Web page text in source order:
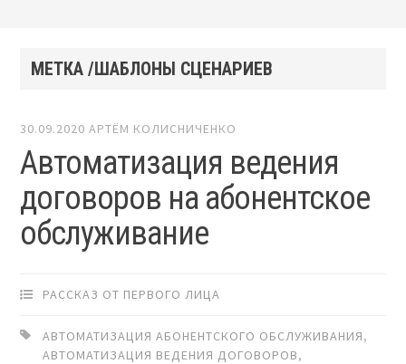
МЕТКА /ШАБЛОНЫ СЦЕНАРИЕВ
30.09.2020 АРТЁМ КОЛИСНИЧЕНКО
Автоматизация ведения
договоров на абонентское
обслуживание
РАССКАЗ ОТ ПЕРВОГО ЛИЦА
АВТОМАТИЗАЦИЯ АБОНЕНТСКОГО ОБСЛУЖИВАНИЯ,
АВТОМАТИЗАЦИЯ ВЕДЕНИЯ ДОГОВОРОВ,